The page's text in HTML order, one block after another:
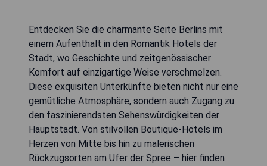
Entdecken Sie die charmante Seite Berlins mit
einem Aufenthalt in den Romantik Hotels der
Stadt, wo Geschichte und zeitgenössischer
Komfort auf einzigartige Weise verschmelzen.
Diese exquisiten Unterkünfte bieten nicht nur eine
gemütliche Atmosphäre, sondern auch Zugang zu
den faszinierendsten Sehenswürdigkeiten der
Hauptstadt. Von stilvollen Boutique-Hotels im
Herzen von Mitte bis hin zu malerischen
Rückzugsorten am Ufer der Spree – hier finden